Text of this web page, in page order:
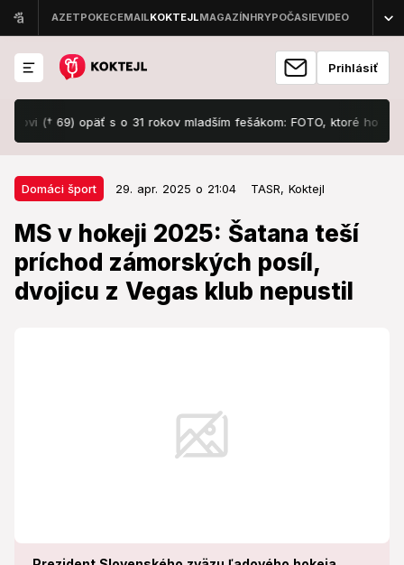
Prihlásiť
69) opäť s o 31 rokov mladším fešákom: FOTO, ktoré hovorí za
Domáci šport 29. apr. 2025 o 21:04 TASR, Koktejl
MS v hokeji 2025: Šatana teší
príchod zámorských posíl,
dvojicu z Vegas klub nepustil
Domáci šport 29. apr. 2025 o 21:04
MS v hokeji 2025: Šatana teší
príchod zámorských posíl, dvojicu
z Vegas klub nepustil